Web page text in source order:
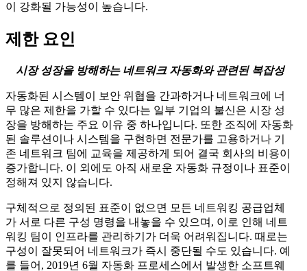
이 강화될 가능성이 높습니다.
제한 요인
시장 성장을 방해하는 네트워크 자동화와 관련된 복잡성
자동화된 시스템이 보안 위협을 간과하거나 네트워크에 너
무 많은 제한을 가할 수 있다는 일부 기업의 불신은 시장 성
장을 방해하는 주요 이유 중 하나입니다. 또한 조직에 자동화
된 솔루션이나 시스템을 구현하면 전문가를 고용하거나 기
존 네트워크 팀에 교육을 제공하게 되어 결국 회사의 비용이
증가합니다. 이 외에도 아직 새로운 자동화 규정이나 표준이
정해져 있지 않습니다.
구체적으로 정의된 표준이 없으면 모든 네트워킹 공급업체
가 서로 다른 구성 명령을 내놓을 수 있으며, 이로 인해 네트
워킹 팀이 인프라를 관리하기가 더욱 어려워집니다. 때로는
구성이 잘못되어 네트워크가 즉시 중단될 수도 있습니다. 예
를 들어, 2019년 6월 자동화 프로세스에서 발생한 소프트웨